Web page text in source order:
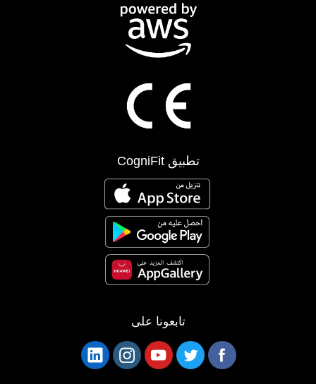
تطبيق CogniFit
تابعونا على